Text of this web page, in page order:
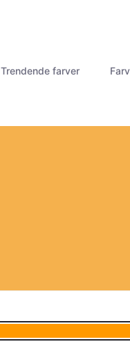
Trendende farver